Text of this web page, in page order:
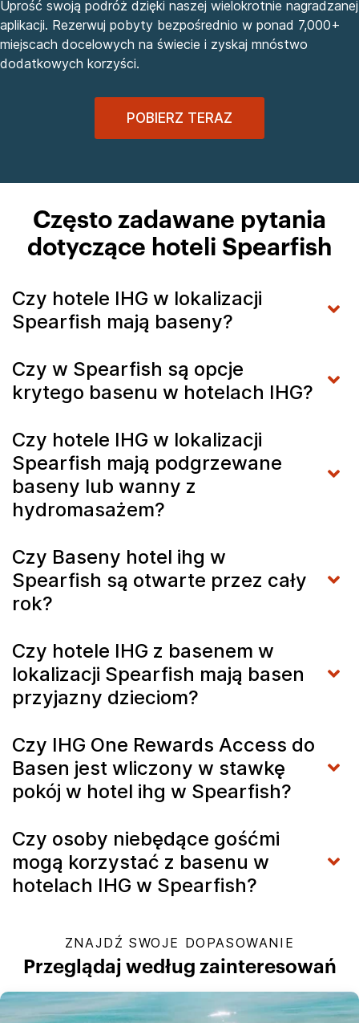
Uprość swoją podróż dzięki naszej wielokrotnie nagradzanej
aplikacji. Rezerwuj pobyty bezpośrednio w ponad 7,000+
miejscach docelowych na świecie i zyskaj mnóstwo
dodatkowych korzyści.
POBIERZ TERAZ
Często zadawane pytania
dotyczące hoteli Spearfish
Czy hotele IHG w lokalizacji
Spearfish mają baseny?
Czy w Spearfish są opcje
krytego basenu w hotelach IHG?
Czy hotele IHG w lokalizacji
Spearfish mają podgrzewane
baseny lub wanny z
hydromasażem?
Czy Baseny hotel ihg w
Spearfish są otwarte przez cały
rok?
Czy hotele IHG z basenem w
lokalizacji Spearfish mają basen
przyjazny dzieciom?
Czy IHG One Rewards Access do
Basen jest wliczony w stawkę
pokój w hotel ihg w Spearfish?
Czy osoby niebędące gośćmi
mogą korzystać z basenu w
hotelach IHG w Spearfish?
ZNAJDŹ SWOJE DOPASOWANIE
Przeglądaj według zainteresowań